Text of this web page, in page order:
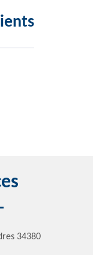
34380